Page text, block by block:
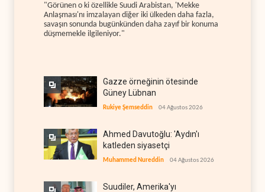
"Görünen o ki özellikle Suudi Arabistan, 'Mekke
Anlaşması'nı imzalayan diğer iki ülkeden daha fazla,
savaşın sonunda bugünkünden daha zayıf bir konuma
düşmemekle ilgileniyor."
Gazze örneğinin ötesinde
Güney Lübnan
Rukiye Şemseddin 04 Ağustos 2026
Ahmed Davutoğlu: 'Aydın'ı
katleden siyasetçi
Muhammed Nureddin 04 Ağustos 2026
Suudiler, Amerika'yı